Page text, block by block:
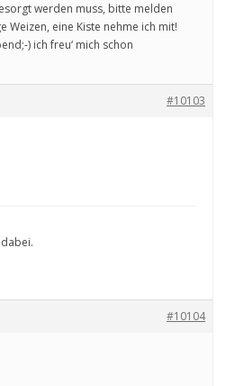
werden muss, bitte melden
Weizen, eine Kiste nehme ich mit!
) ich freu‘ mich schon
#10103
#10104